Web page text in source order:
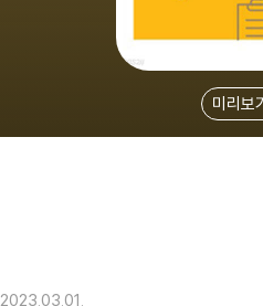
미리보
2023.03.01.